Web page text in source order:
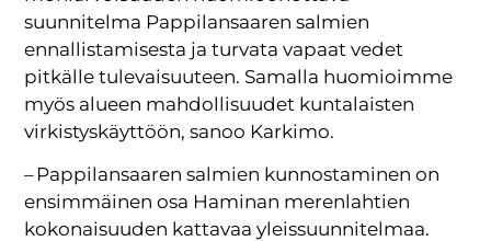
suunnitelma Pappilansaaren salmien
ennallistamisesta ja turvata vapaat vedet
pitkälle tulevaisuuteen. Samalla huomioimme
myös alueen mahdollisuudet kuntalaisten
virkistyskäyttöön, sanoo Karkimo.
– Pappilansaaren salmien kunnostaminen on
ensimmäinen osa Haminan merenlahtien
kokonaisuuden kattavaa yleissuunnitelmaa.